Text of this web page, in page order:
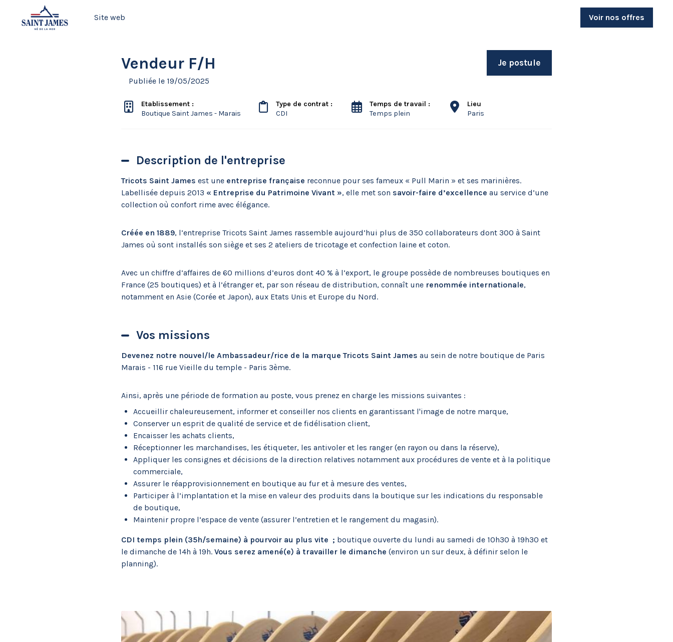
Site web Voir nos offres
Vendeur F/H Je postule
Publiée le 19/05/2025
Etablissement :
Boutique Saint James - Marais
Type de contrat :
CDI
Temps de travail :
Temps plein
Lieu
Paris
Description de l'entreprise
Tricots Saint James est uneentreprise française reconnue pour ses fameux « Pull Marin » et ses marinières.
Labellisée depuis 2013 « Entreprise du Patrimoine Vivant », elle met son savoir-faire d’excellence au service d’une
collection où confort rime avec élégance.
Créée en 1889, l’entreprise Tricots Saint James rassemble aujourd’hui plus de 350 collaborateurs dont 300 à Saint
James où sont installés son siège et ses 2 ateliers de tricotage et confection laine et coton.
Avec un chiffre d’affaires de 60 millions d’euros dont 40 % à l’export, le groupe possède de nombreuses boutiques en
France (25 boutiques) et à l’étranger et, par son réseau de distribution, connaît une renommée internationale,
notamment en Asie (Corée et Japon), aux Etats Unis et Europe du Nord.
Vos missions
Devenez notre nouvel/le Ambassadeur/rice de la marque Tricots Saint James au sein de notre boutique de Paris
Marais - 116 rue Vieille du temple - Paris 3ème.
Ainsi, après une période de formation au poste, vous prenez en charge les missions suivantes :
Accueillir chaleureusement, informer et conseiller nos clients en garantissant l'image de notre marque,
Conserver un esprit de qualité de service et de fidélisation client,
Encaisser les achats clients,
Réceptionner les marchandises, les étiqueter, les antivoler et les ranger (en rayon ou dans la réserve),
Appliquer les consignes et décisions de la direction relatives notamment aux procédures de vente et à la politique
commerciale,
Assurer le réapprovisionnement en boutique au fur et à mesure des ventes,
Participer à l’implantation et la mise en valeur des produits dans la boutique sur les indications du responsable
de boutique,
Maintenir propre l’espace de vente (assurer l’entretien et le rangement du magasin).
CDI temps plein (35h/semaine) à pourvoir au plus vite ; boutique ouverte du lundi au samedi de 10h30 à 19h30 et
le dimanche de 14h à 19h. Vous serez amené(e) à travailler le dimanche (environ un sur deux, à définir selon le
planning).